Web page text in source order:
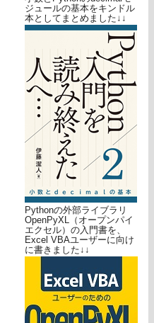
ジュールの基本をキンドル
本としてまとめました↓↓
Pythonの外部ライブラリ
OpenPyXL（オープンパイ
エクセル）の入門書を、
Excel VBAユーザーに向け
に書きました↓↓